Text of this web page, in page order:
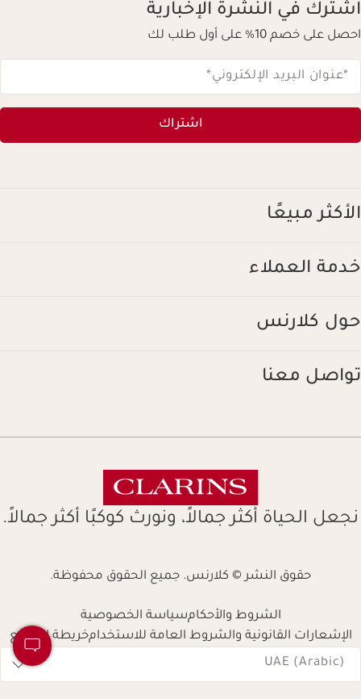
اشترك في النشرة الإخبارية
احصل على خصم 10% على أول طلب لك
*عنوان البريد الإلكتروني*
اشتراك
الأكثر مبيعًا
خدمة العملاء
حول كلارنس
تواصل معنا
نجعل الحياة أكثر جمالاً، ونورث كوكبًا أكثر جمالاً.
حقوق النشر © كلارنس. جميع الحقوق محفوظة.
الشروط والأحكامسياسة الخصوصية
الإشعارات القانونية والشروط العامة للاستخدامخريطة الموقع
UAE (Arabic)